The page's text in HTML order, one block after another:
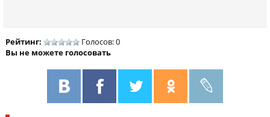
Рейтинг:
Голосов: 0
Вы не можете голосовать